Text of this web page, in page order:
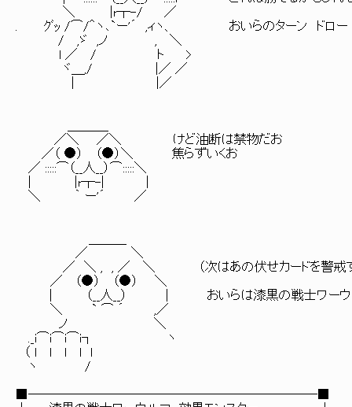
＼ |r┬-/ ／
. ｸﾞｯ /⌒/＾ヽ､`ー'´ ,ィヽ、 おいらのターン ドロー
/ ,ゞ ,ノ , ＼
l ／ / ト >
ヾ＿,/ |／ ／
| |／
／＼ ／＼ けど油断は禁物だお
／（ ●） （●）＼ 焦らずいくお
／ :::::⌒（__人__）⌒:::::＼
| |r┬-| |
＼ ｀ ー'´ ／
／ ＼
／ ＼ , , ／ ＼ （次はあの伏せカードを警戒す
／ （●） （●） ＼
| （__人__） | おいらは漆黒の戦士ワーウル
＼ ` ⌒ ´ ,／
ノ ＼
._i⌒i⌒i⌒i┐ ヽ
（ l l l l l
ヽ /
■───────────────────────■